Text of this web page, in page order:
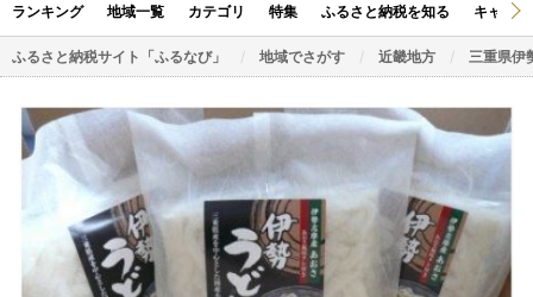
ランキング 地域一覧 カテゴリ 特集 ふるさと納税を知る キャン
ふるさと納税サイト「ふるなび」 地域でさがす 近畿地方 三重県伊